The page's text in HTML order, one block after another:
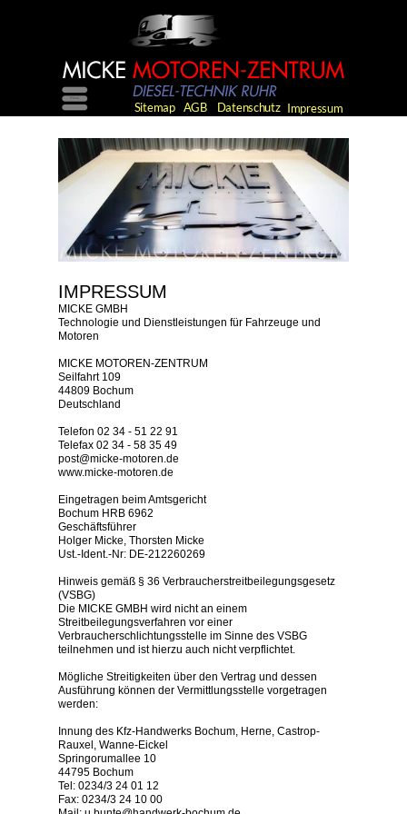
Sitemap AGB Datenschutz Impressum
Menü
Top
IMPRESSUM
MICKE GMBH
Technologie und Dienstleistungen für Fahrzeuge und
Motoren
MICKE MOTOREN-ZENTRUM
Seilfahrt 109
44809 Bochum
Deutschland
Telefon 02 34 - 51 22 91
Telefax 02 34 - 58 35 49
post@micke-motoren.de
www.micke-motoren.de
Eingetragen beim Amtsgericht
Bochum HRB 6962
Geschäftsführer
Holger Micke, Thorsten Micke
Ust.-Ident.-Nr: DE-212260269
Hinweis gemäß § 36 Verbraucherstreitbeilegungsgesetz
(VSBG)
Die MICKE GMBH wird nicht an einem
Streitbeilegungsverfahren vor einer
Verbraucherschlichtungsstelle im Sinne des VSBG
teilnehmen und ist hierzu auch nicht verpflichtet.
Mögliche Streitigkeiten über den Vertrag und dessen
Ausführung können der Vermittlungsstelle vorgetragen
werden:
Innung des Kfz-Handwerks Bochum, Herne, Castrop-
Rauxel, Wanne-Eickel
Springorumallee 10
44795 Bochum
Tel: 0234/3 24 01 12
Fax: 0234/3 24 10 00